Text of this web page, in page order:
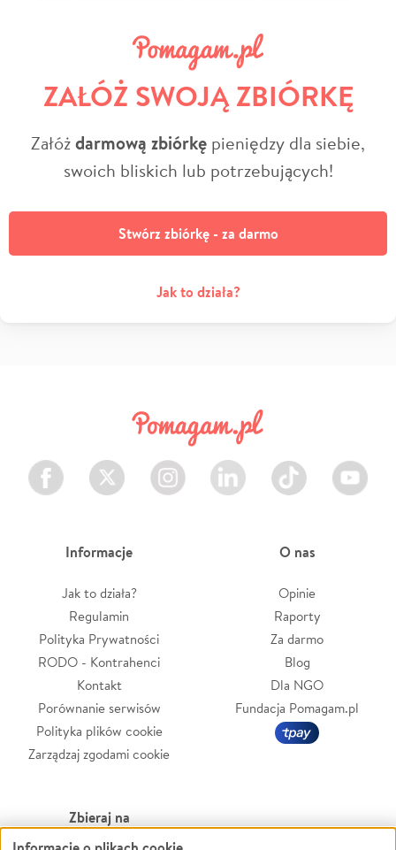
ZAŁÓŻ SWOJĄ ZBIÓRKĘ
Załóżdarmową zbiórkę pieniędzy dla siebie,
swoich bliskich lub potrzebujących!
Stwórz zbiórkę - za darmo
Jak to działa?
Facebook Twitter Instagram LinkedIn TikTok Youtube
Informacje
Jak to działa?
Regulamin
Polityka Prywatności
RODO - Kontrahenci
Kontakt
Porównanie serwisów
Polityka plików cookie
Zarządzaj zgodami cookie
O nas
Opinie
Raporty
Za darmo
Blog
Dla NGO
Fundacja Pomagam.pl
Zbieraj na